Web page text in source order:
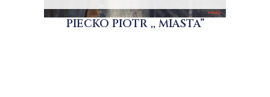
PIECKO PIOTR ,, MIASTA”